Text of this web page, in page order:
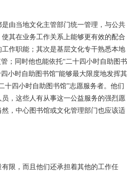
由当地文化主管部门统一管理，与公共
其在业务工作关系上能够更有效的配合
作职能；其次是基层文化专干熟悉本地
；同时他也能依托“二十四小时自助图书
小时自助图书馆”能够最大限度地发挥其
十四小时自助图书馆”志愿服务者。他们
，这些人有从事这一公益服务的强烈愿
，中心图书馆或文化管理部门也应该适
限，而且他们还承担着其他的工作任